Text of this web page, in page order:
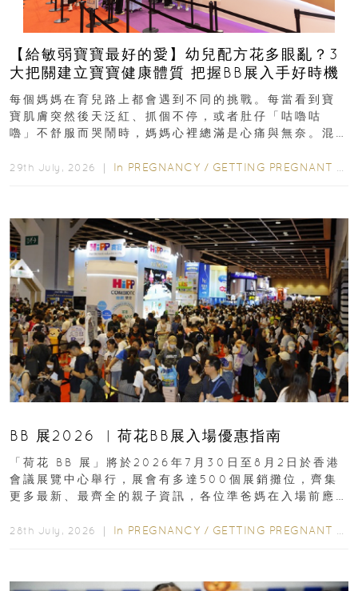
【給敏弱寶寶最好的愛】幼兒配方花多眼亂？3
大把關建立寶寶健康體質 把握BB展入手好時機
每個媽媽在育兒路上都會遇到不同的挑戰。每當看到寶
寶肌膚突然後天泛紅、抓個不停，或者肚仔「咕嚕咕
嚕」不舒服而哭鬧時，媽媽心裡總滿是心痛與無奈。混
29th July, 2026 ｜ In PREGNANCY / GETTING PREGNANT
BB 展2026 ︳荷花BB展入場優惠指南
「荷花 BB 展」將於2026年7月30日至8月2日於香港
會議展覽中心舉行，展會有多達500個展銷攤位，齊集
更多最新、最齊全的親子資訊，各位準爸媽在入場前應
28th July, 2026 ｜ In PREGNANCY / GETTING PREGNANT